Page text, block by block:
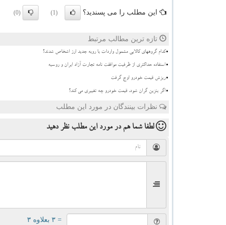
این مطلب را می پسندید؟ (1)
(0)
تازه ترین مطالب مرتبط
کدام گروههای کالایی مشمول واردات با رویه جدید ارز اشخاص شدند؟
استفاده حداکثری از ظرفیت موافقت نامه تجارت آزاد ایران و روسیه
ریزش قیمت خودرو اوج گرفت
اگر بنزین گران شود، قیمت خودرو چه تغییری می کند؟
نظرات بینندگان در مورد این مطلب
لطفا شما همدر مورد این مطلب نظر دهید
= ۳ بعلاوه ۳